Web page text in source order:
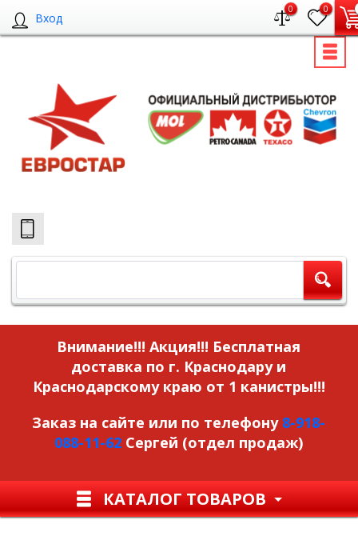
Вход
0 0
Внимание!!! Акция!!! Бесплатная
доставка по г. Краснодару и
Краснодарскому краю от 1 канистры!!!
Заказ на сайте или по телефону 8-918-
088-11-62 Сергей (отдел продаж)
КАТАЛОГ ТОВАРОВ